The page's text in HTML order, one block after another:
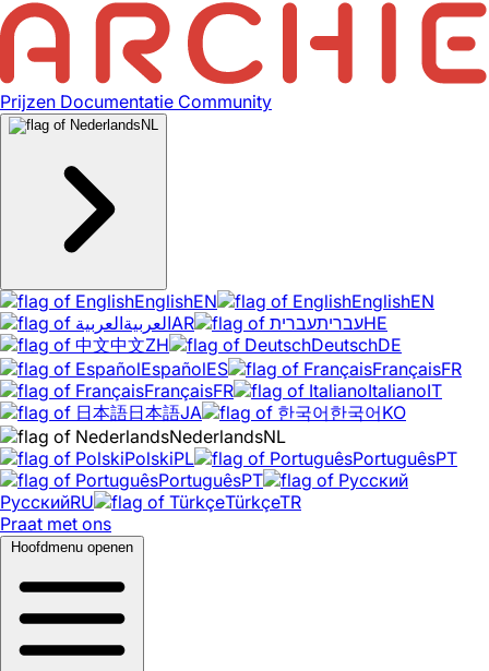
Prijzen Documentatie Community
NL
EnglishEN EnglishEN
العربيةAR עבריתHE
中文ZH DeutschDE
EspañolES FrançaisFR
FrançaisFR ItalianoIT
日本語JA 한국어KO
NederlandsNL
PolskiPL PortuguêsPT
PortuguêsPT
РусскийRU TürkçeTR
Praat met ons
Hoofdmenu openen